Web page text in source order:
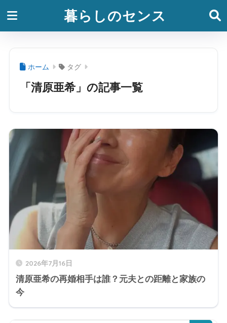
暮らしのセンス
ホーム タグ
「清原亜希」の記事一覧
2026年7月16日
清原亜希の再婚相手は誰？元夫との距離と家族の
今